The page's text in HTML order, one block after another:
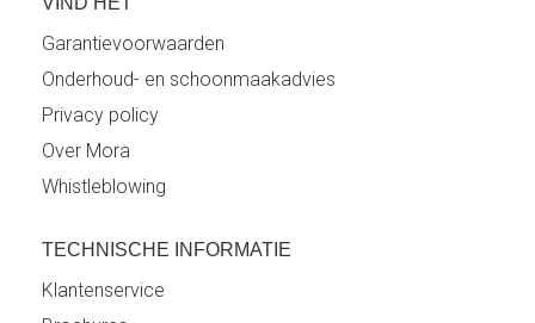
Garantievoorwaarden
Onderhoud- en schoonmaakadvies
Privacy policy
Over Mora
Whistleblowing
TECHNISCHE INFORMATIE
Klantenservice